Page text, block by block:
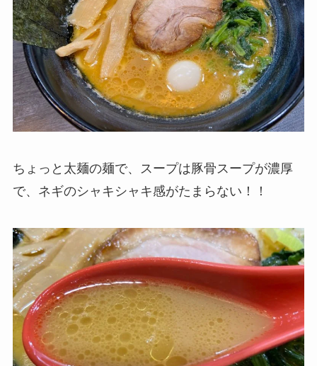
ちょっと太麺の麺で、スープは豚骨スープが濃厚
で、ネギのシャキシャキ感がたまらない！！